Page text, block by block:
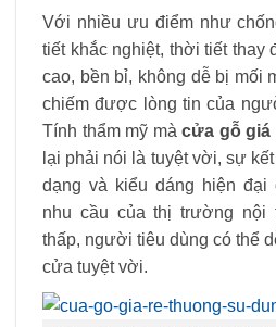
Với nhiều ưu điểm như
tiết khắc nghiệt, thời tiết thay
cao, bền bỉ, không dễ bị mối
chiếm được lòng tin của
Tính thẩm mỹ mà cửa gỗ giá
lại phải nói là tuyệt vời, sự
dạng và kiểu dáng hiện
nhu cầu của thị trường nội
thấp, người tiêu dùng có thể
cửa tuyệt vời.